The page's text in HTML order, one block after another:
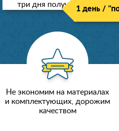
три дня получили новые
1 день /
Не экономим на материалах
и комплектующих, дорожим
качеством